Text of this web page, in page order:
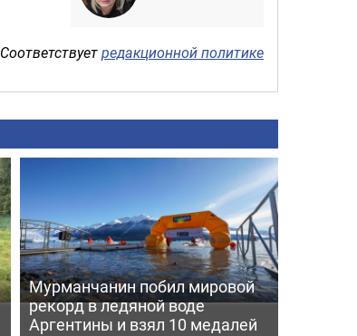
Соответствуетредакционной политике
Мурманчанин побил мировой
рекорд в ледяной воде
Аргентины и взял 10 медалей